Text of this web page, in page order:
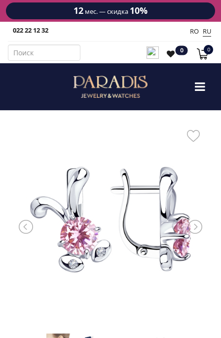
12 мес. — скидка 10%
022 22 12 32 RO RU
0 0